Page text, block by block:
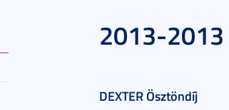
2013-2013
DEXTER Ösztöndíj